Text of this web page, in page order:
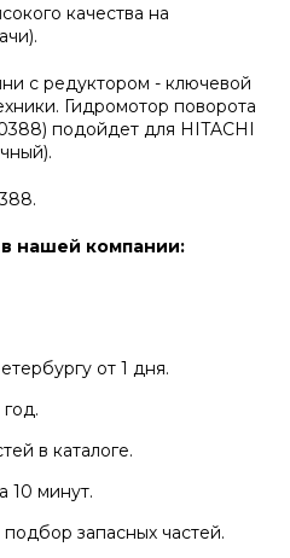
качества на
с редуктором - ключевой
Гидромотор поворота
подойдет для HITACHI
нашей компании:
от 1 дня.
в каталоге.
10 минут.
запасных частей.